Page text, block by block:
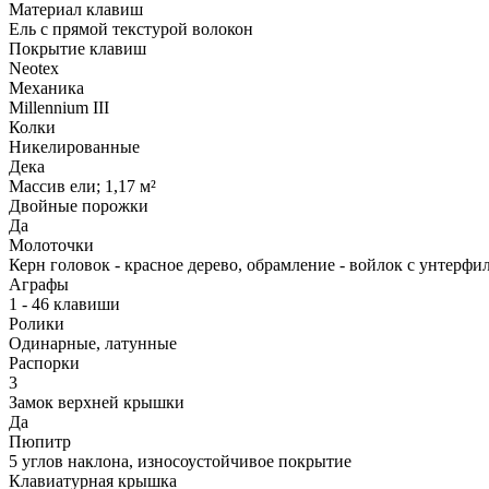
Материал клавиш
Ель с прямой текстурой волокон
Покрытие клавиш
Neotex
Механика
Millennium III
Колки
Никелированные
Дека
Массив ели; 1,17 м²
Двойные порожки
Да
Молоточки
Керн головок - красное дерево, обрамление - войлок c
Аграфы
1 - 46 клавиши
Ролики
Одинарные, латунные
Распорки
3
Замок верхней крышки
Да
Пюпитр
5 углов наклона, износоустойчивое покрытие
Клавиатурная крышка